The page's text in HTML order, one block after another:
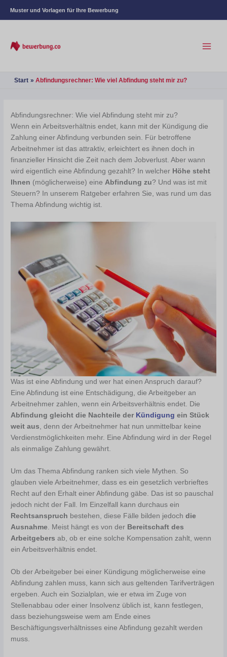
Muster und Vorlagen für Ihre Bewerbung
Start Abfindungsrechner: Wie viel Abfindung steht mir zu?
Abfindungsrechner: Wie viel Abfindung steht mir zu?
Wenn ein Arbeitsverhältnis endet, kann mit der Kündigung die
Zahlung einer Abfindung verbunden sein. Für betroffene
Arbeitnehmer ist das attraktiv, erleichtert es ihnen doch in
finanzieller Hinsicht die Zeit nach dem Jobverlust. Aber wann
wird eigentlich eine Abfindung gezahlt? In welcher Höhe steht
Ihnen (möglicherweise) eineAbfindung zu? Und was ist mit
Steuern? In unserem Ratgeber erfahren Sie, was rund um das
Thema Abfindung wichtig ist.
Was ist eine Abfindung und wer hat einen Anspruch darauf?
Eine Abfindung ist eine Entschädigung, die Arbeitgeber an
Arbeitnehmer zahlen, wenn ein Arbeitsverhältnis endet. Die
Abfindung gleicht die Nachteile der Kündigung ein Stück
weit aus, denn der Arbeitnehmer hat nun unmittelbar keine
Verdienstmöglichkeiten mehr. Eine Abfindung wird in der Regel
als einmalige Zahlung gewährt.
Um das Thema Abfindung ranken sich viele Mythen. So
glauben viele Arbeitnehmer, dass es ein gesetzlich verbrieftes
Recht auf den Erhalt einer Abfindung gäbe. Das ist so pauschal
jedoch nicht der Fall. Im Einzelfall kann durchaus ein
Rechtsanspruch bestehen, diese Fälle bilden jedochdie
Ausnahme. Meist hängt es von der Bereitschaft des
Arbeitgebers ab, ob er eine solche Kompensation zahlt, wenn
ein Arbeitsverhältnis endet.
Ob der Arbeitgeber bei einer Kündigung möglicherweise eine
Abfindung zahlen muss, kann sich aus geltenden Tarifverträgen
ergeben. Auch ein Sozialplan, wie er etwa im Zuge von
Stellenabbau oder einer Insolvenz üblich ist, kann festlegen,
dass beziehungsweise wem am Ende eines
Beschäftigungsverhältnisses eine Abfindung gezahlt werden
muss.